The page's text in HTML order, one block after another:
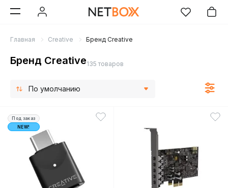
Главная Creative Бренд Creative
Бренд Creative135 товаров
По умолчанию
Под заказ
NEW!